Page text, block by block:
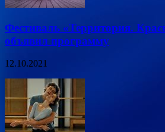
Фестиваль «Территория.
объявил программу
12.10.2021